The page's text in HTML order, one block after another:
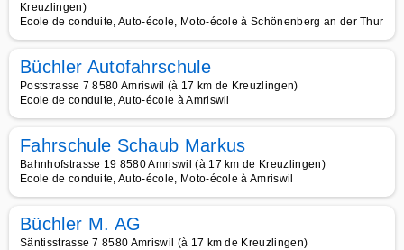
Kreuzlingen)
Ecole de conduite, Auto-école, Moto-école à Schönenberg an der Thur
Büchler Autofahrschule
Poststrasse 7 8580 Amriswil (à 17 km de Kreuzlingen)
Ecole de conduite, Auto-école à Amriswil
Fahrschule Schaub Markus
Bahnhofstrasse 19 8580 Amriswil (à 17 km de Kreuzlingen)
Ecole de conduite, Auto-école, Moto-école à Amriswil
Büchler M. AG
Säntisstrasse 7 8580 Amriswil (à 17 km de Kreuzlingen)